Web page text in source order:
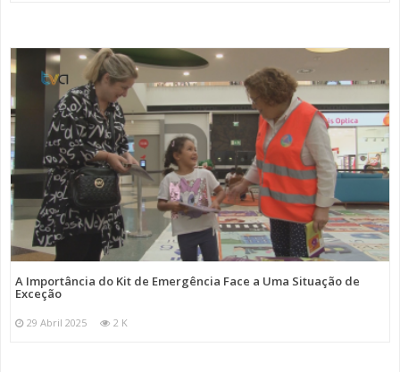
A Importância do Kit de Emergência Face a Uma Situação de
Exceção
29 Abril 2025 2 K